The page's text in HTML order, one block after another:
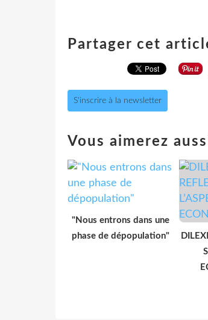
Partager cet
S'inscrire à la newsletter
Vous aimerez
"Nous entrons dans une
phase de dépopulation"